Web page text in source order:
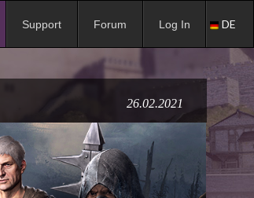
Support Forum Log In DE
26.02.2021